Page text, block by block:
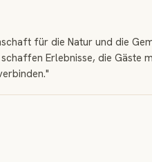
für die Natur und die
Erlebnisse, die Gäste
"